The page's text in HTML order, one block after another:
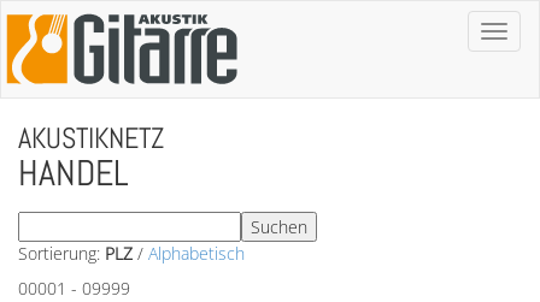
Toggle
AKUSTIKNETZ
HANDEL
Sortierung: PLZ / Alphabetisch
00001 - 09999